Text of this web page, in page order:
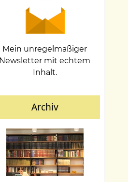
Mein unregelmäßiger
Newsletter mit echtem
Inhalt.
Archiv